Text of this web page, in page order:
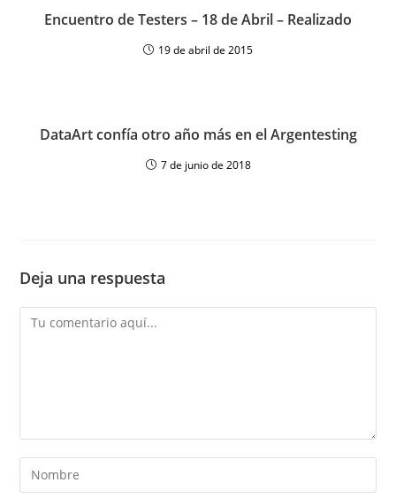
Encuentro de Testers – 18 de Abril – Realizado
19 de abril de 2015
DataArt confía otro año más en el Argentesting
7 de junio de 2018
Deja una respuesta